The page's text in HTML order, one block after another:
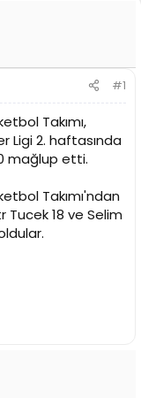
#1
Takımı,
Ligi 2. haftasında
mağlup etti.
Takımı'ndan
18 ve Selim